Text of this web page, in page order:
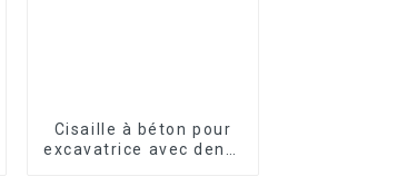
Cisaille à béton pour
excavatrice avec dents